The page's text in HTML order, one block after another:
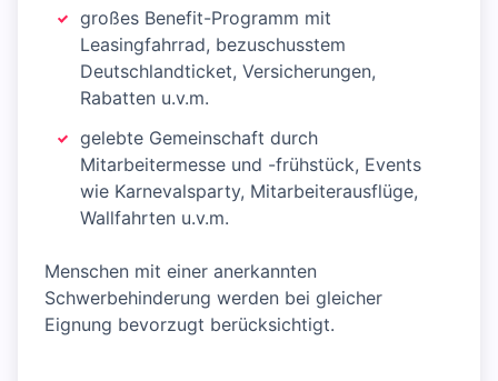
großes Benefit-Programm mit
Leasingfahrrad, bezuschusstem
Deutschlandticket, Versicherungen,
Rabatten u.v.m.
gelebte Gemeinschaft durch
Mitarbeitermesse und -frühstück, Events
wie Karnevalsparty, Mitarbeiterausflüge,
Wallfahrten u.v.m.
Menschen mit einer anerkannten
Schwerbehinderung werden bei gleicher
Eignung bevorzugt berücksichtigt.